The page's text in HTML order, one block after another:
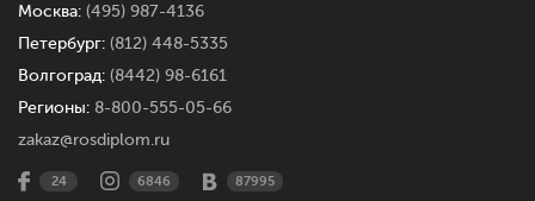
Москва: (495) 987-4136
Петербург: (812) 448-5335
Волгоград: (8442) 98-6161
Регионы: 8-800-555-05-66
zakaz@rosdiplom.ru
24 6846 87995